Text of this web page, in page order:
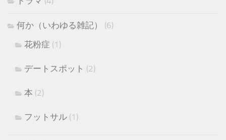
何か（いわゆる雑記）
(6)
花粉症 (1)
デートスポット (2)
本 (2)
フットサル (1)